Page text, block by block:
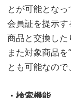
とが可能となっ
会員証を提示す
商品と交換した
また対象商品を
とも可能なので
・検索機能